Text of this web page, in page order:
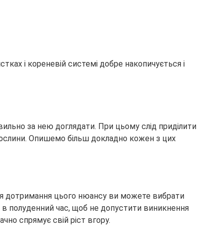
і кореневій системі добре накопичується і
за нею доглядати. При цьому слід приділити
Опишемо більш докладно кожен з цих
дотримання цього нюансу ви можете вибрати
в полуденний час, щоб не допустити виникнення
спрямує свій ріст вгору.